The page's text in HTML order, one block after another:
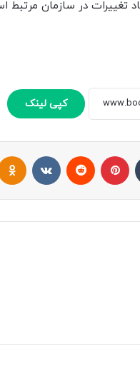
تغییرات در سازمان مرتبط
کپی لینک